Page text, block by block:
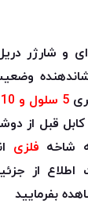
ای و شارژر
5 سلول و 10 سلول
قبل از
شاخه فلزی
از
بفرمایید